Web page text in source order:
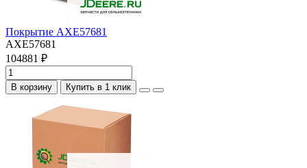
Покрытие AXE57681
AXE57681
104881 ₽
В корзину Купить в 1 клик